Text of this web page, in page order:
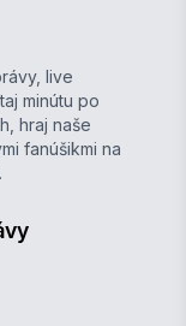
live
minútu po
hraj naše
fanúšikmi na